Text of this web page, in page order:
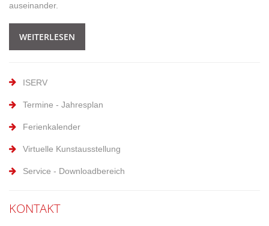
auseinander.
WEITERLESEN
ISERV
Termine - Jahresplan
Ferienkalender
Virtuelle Kunstausstellung
Service - Downloadbereich
KONTAKT